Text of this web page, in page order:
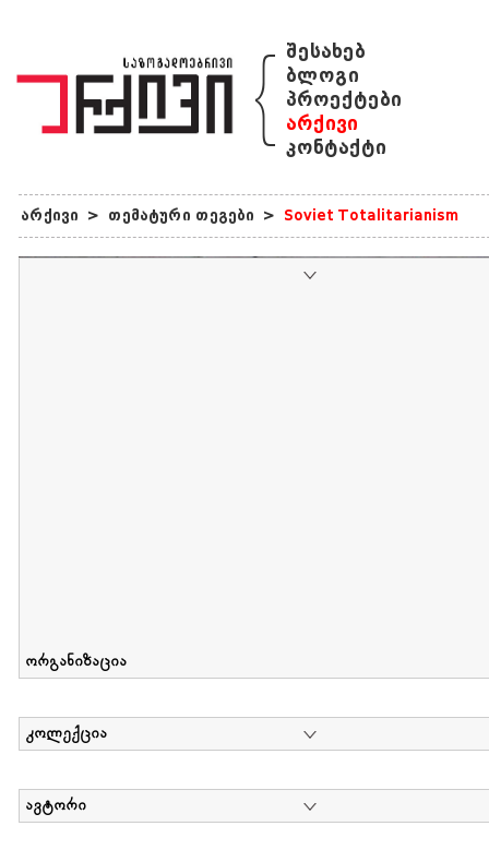
{ შესახებ
ბლოგი
პროექტები
არქივი
კონტაქტი
არქივი > თემატური თეგები > Soviet Totalitarianism
ორგანიზაცია
კოლექცია
ავტორი